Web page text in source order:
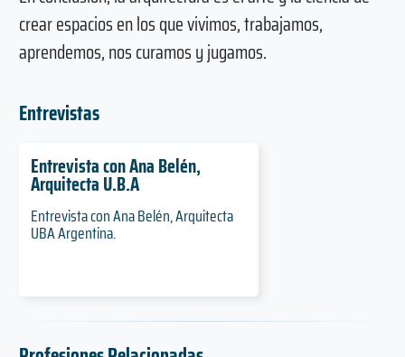
crear espacios en los que vivimos, trabajamos,
aprendemos, nos curamos y jugamos.
Entrevistas
Entrevista con Ana Belén,
Arquitecta U.B.A
Entrevista con Ana Belén, Arquitecta
UBA Argentina.